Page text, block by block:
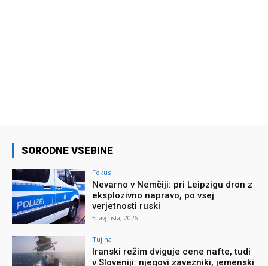
SORODNE VSEBINE
Fokus
Nevarno v Nemčiji: pri Leipzigu dron z
eksplozivno napravo, po vsej
verjetnosti ruski
5. avgusta, 2026
Tujina
Iranski režim dviguje cene nafte, tudi
v Sloveniji: njegovi zavezniki, jemenski